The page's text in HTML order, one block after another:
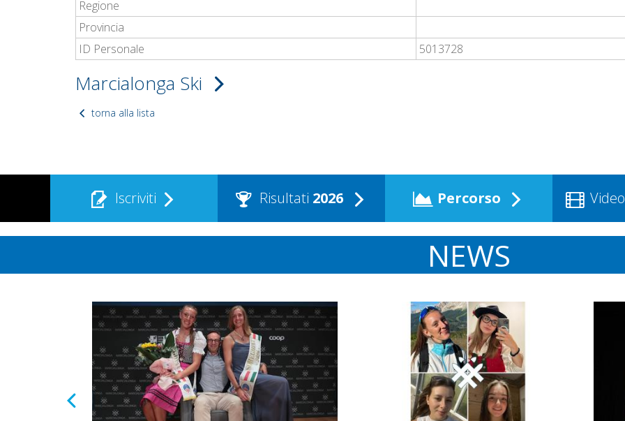
Regione
Provincia
ID Personale
5013728
Marcialonga Ski
torna alla lista
Iscriviti Risultati 2026 Percorso Video
NEWS